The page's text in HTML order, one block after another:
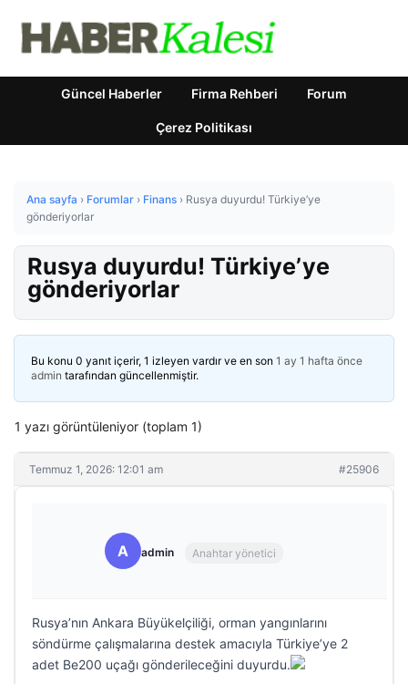
Güncel Haberler Firma Rehberi Forum
Çerez Politikası
Ana sayfa › Forumlar › Finans › Rusya duyurdu! Türkiye’ye
gönderiyorlar
Rusya duyurdu! Türkiye’ye
gönderiyorlar
Bu konu 0 yanıt içerir, 1 izleyen vardır ve en son 1 ay 1 hafta önce
admin tarafından güncellenmiştir.
1 yazı görüntüleniyor (toplam 1)
Temmuz 1, 2026: 12:01 am #25906
A admin Anahtar yönetici
Rusya’nın Ankara Büyükelçiliği, orman yangınlarını
söndürme çalışmalarına destek amacıyla Türkiye’ye 2
adet Be200 uçağı gönderileceğini duyurdu.